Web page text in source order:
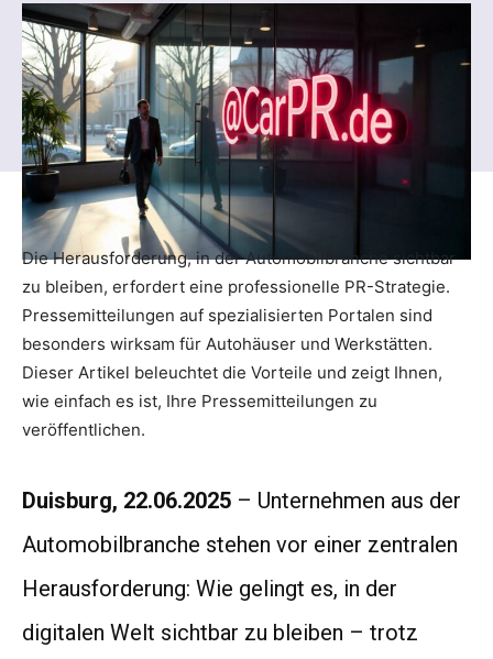
Die Herausforderung, in der Automobilbranche sichtbar
zu bleiben, erfordert eine professionelle PR-Strategie.
Pressemitteilungen auf spezialisierten Portalen sind
besonders wirksam für Autohäuser und Werkstätten.
Dieser Artikel beleuchtet die Vorteile und zeigt Ihnen,
wie einfach es ist, Ihre Pressemitteilungen zu
veröffentlichen.
Duisburg, 22.06.2025 – Unternehmen aus der
Automobilbranche stehen vor einer zentralen
Herausforderung: Wie gelingt es, in der
digitalen Welt sichtbar zu bleiben – trotz